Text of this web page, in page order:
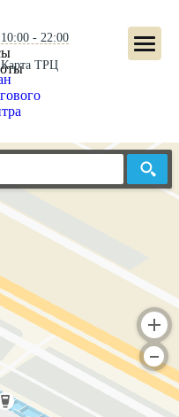
10:00 - 22:00
Карта ТРЦ